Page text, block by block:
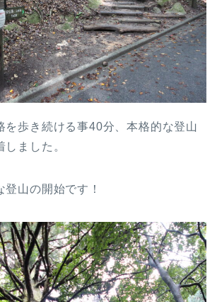
を歩き続ける事40分、本格的な登山
ました。
山の開始です！